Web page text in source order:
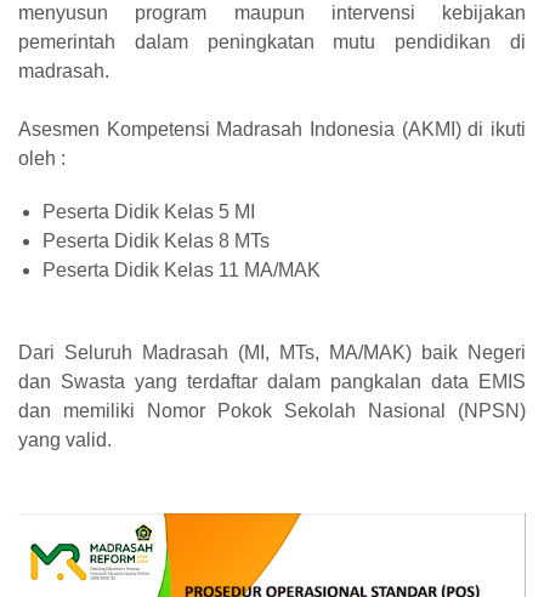
menyusun program maupun intervensi kebijakan
pemerintah dalam peningkatan mutu pendidikan di
madrasah.
Asesmen Kompetensi Madrasah Indonesia (AKMI) di ikuti
oleh :
Peserta Didik Kelas 5 MI
Peserta Didik Kelas 8 MTs
Peserta Didik Kelas 11 MA/MAK
Dari Seluruh Madrasah (MI, MTs, MA/MAK) baik Negeri
dan Swasta yang terdaftar dalam pangkalan data EMIS
dan memiliki Nomor Pokok Sekolah Nasional (NPSN)
yang valid.